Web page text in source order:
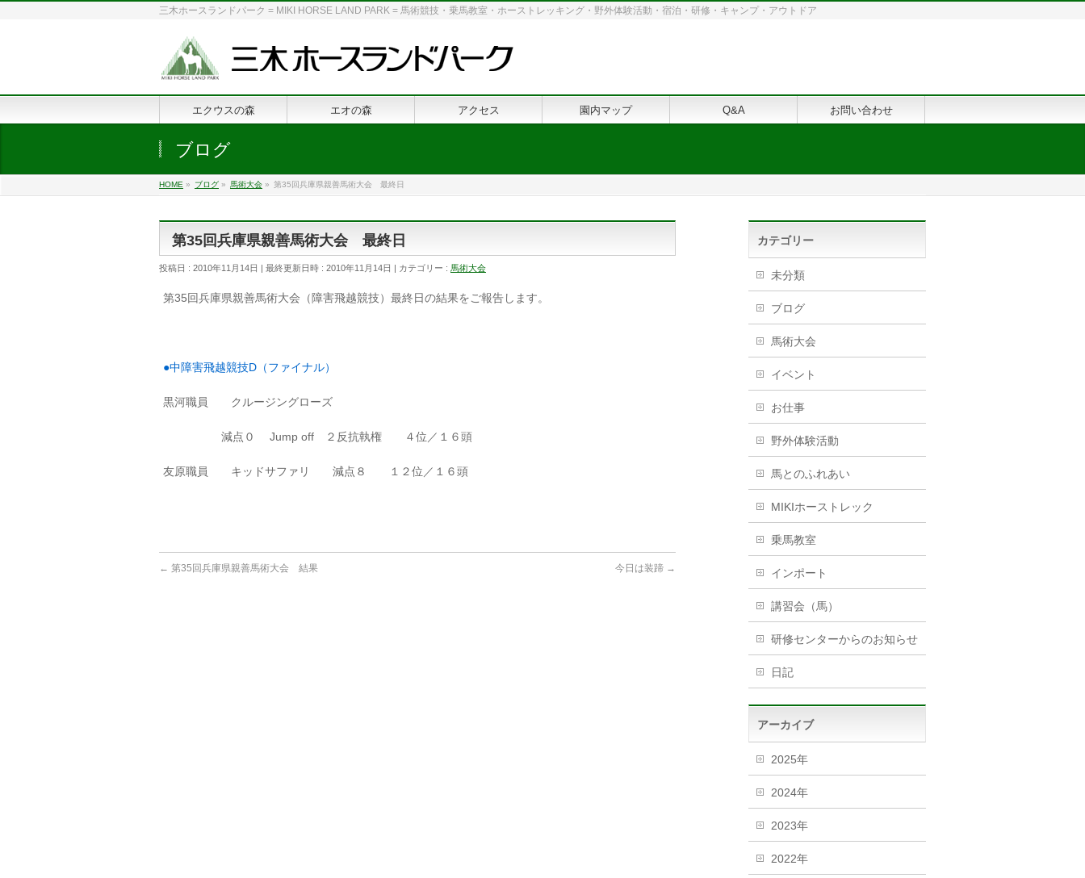
三木ホースランドパーク = MIKI HORSE LAND PARK = 馬術競技・乗馬教室・ホーストレッキング・野外体験活動・宿泊・研修・キャンプ・アウトドア
エクウスの森 エオの森 アクセス 園内マップ Q&A お問い合わせ
ブログ
HOME » ブログ » 馬術大会 » 第35回兵庫県親善馬術大会 最終日
第35回兵庫県親善馬術大会 最終日
投稿日 : 2010年11月14日 最終更新日時 : 2010年11月14日 カテゴリー : 馬術大会
第35回兵庫県親善馬術大会（障害飛越競技）最終日の結果をご報告します。
●中障害飛越競技D（ファイナル）
黒河職員 クルージングローズ
減点０ Jump off ２反抗執権 ４位／１６頭
友原職員 キッドサファリ 減点８ １２位／１６頭
← 第35回兵庫県親善馬術大会 結果 今日は装蹄 →
カテゴリー
未分類
ブログ
馬術大会
イベント
お仕事
野外体験活動
馬とのふれあい
MIKIホーストレック
乗馬教室
インポート
講習会（馬）
研修センターからのお知らせ
日記
アーカイブ
2025年
2024年
2023年
2022年